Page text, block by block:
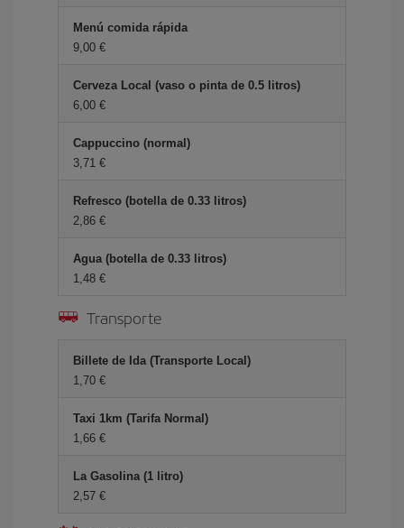
Menú comida rápida
9,00 €
Cerveza Local (vaso o pinta de 0.5 litros)
6,00 €
Cappuccino (normal)
3,71 €
Refresco (botella de 0.33 litros)
2,86 €
Agua (botella de 0.33 litros)
1,48 €
Transporte
Billete de Ida (Transporte Local)
1,70 €
Taxi 1km (Tarifa Normal)
1,66 €
La Gasolina (1 litro)
2,57 €